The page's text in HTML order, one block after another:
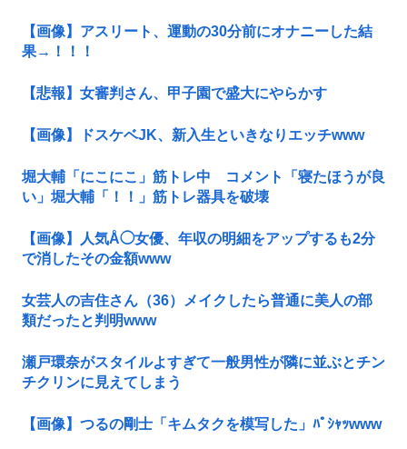
【画像】アスリート、運動の30分前にオナニーした結
果→！！！
【悲報】女審判さん、甲子園で盛大にやらかす
【画像】ドスケベJK、新入生といきなりエッチwww
堀大輔「にこにこ」筋トレ中 コメント「寝たほうが良
い」堀大輔「！！」筋トレ器具を破壊
【画像】人気Å◯女優、年収の明細をアップするも2分
で消したその金額www
女芸人の吉住さん（36）メイクしたら普通に美人の部
類だったと判明www
瀬戸環奈がスタイルよすぎて一般男性が隣に並ぶとチン
チクリンに見えてしまう
【画像】つるの剛士「キムタクを模写した」ﾊﾟｼｬｯwww